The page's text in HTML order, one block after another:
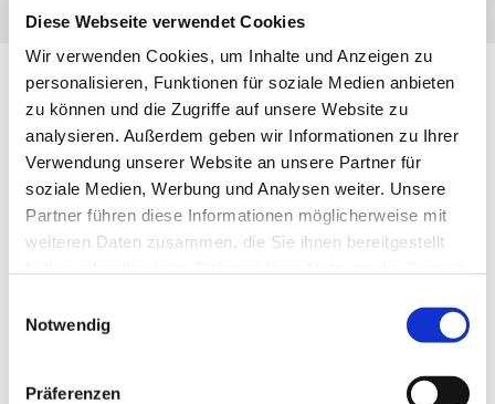
Diese Webseite verwendet Cookies
Wir verwenden Cookies, um Inhalte und Anzeigen zu
personalisieren, Funktionen für soziale Medien anbieten
zu können und die Zugriffe auf unsere Website zu
analysieren. Außerdem geben wir Informationen zu Ihrer
Verwendung unserer Website an unsere Partner für
soziale Medien, Werbung und Analysen weiter. Unsere
Partner führen diese Informationen möglicherweise mit
weiteren Daten zusammen, die Sie ihnen bereitgestellt
Notwendig
Präferenzen